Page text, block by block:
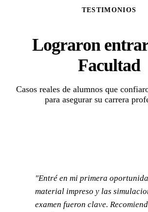
TESTIMONIOS
Lograron
Facultad
Casos reales de alumnos que
para asegurar su carrera
"Entré en mi primera
material impreso y las
examen fueron clave.